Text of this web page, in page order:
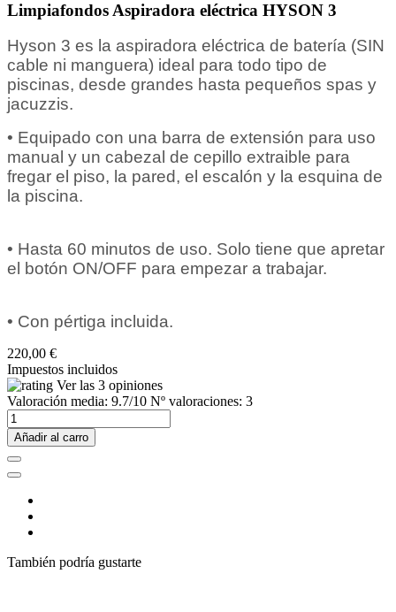
Limpiafondos Aspiradora eléctrica HYSON 3
Hyson 3 es la aspiradora eléctrica de batería (SIN
cable ni manguera) ideal para todo tipo de
piscinas, desde grandes hasta pequeños spas y
jacuzzis.
• Equipado con una barra de extensión para uso
manual y un cabezal de cepillo extraible para
fregar el piso, la pared, el escalón y la esquina de
la piscina.
• Hasta 60 minutos de uso. Solo tiene que apretar
el botón ON/OFF para empezar a trabajar.
• Con pértiga incluida.
220,00 €
Impuestos incluidos
Ver las 3 opiniones
Valoración media: 9.7/10 Nº valoraciones: 3
Añadir al carro
También podría gustarte